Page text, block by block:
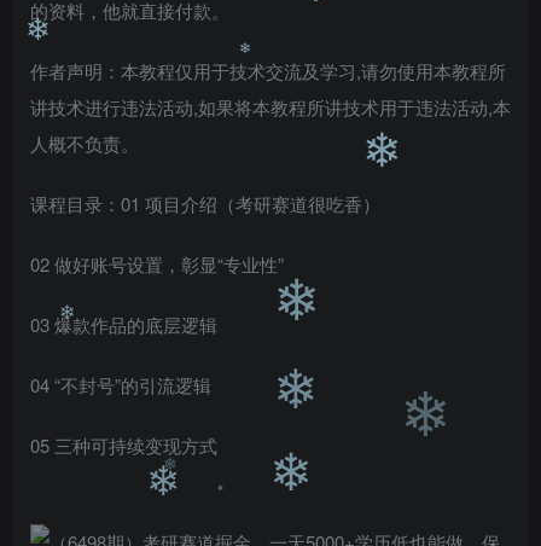
的资料，他就直接付款。
作者声明：本教程仅用于技术交流及学习,请勿使用本教程所
讲技术进行违法活动,如果将本教程所讲技术用于违法活动,本
人概不负责。
课程目录：01 项目介绍（考研赛道很吃香）
02 做好账号设置，彰显“专业性”
03 爆款作品的底层逻辑
04 “不封号”的引流逻辑
05 三种可持续变现方式
❄
❄ ❄
❄
❄
❄
❄